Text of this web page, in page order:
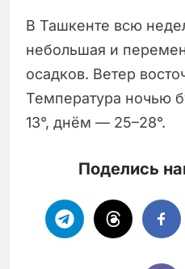
В Ташкенте всю
небольшая и
осадков. Ветер
Температура ночью
13°, днём — 25–28°.
Поделись